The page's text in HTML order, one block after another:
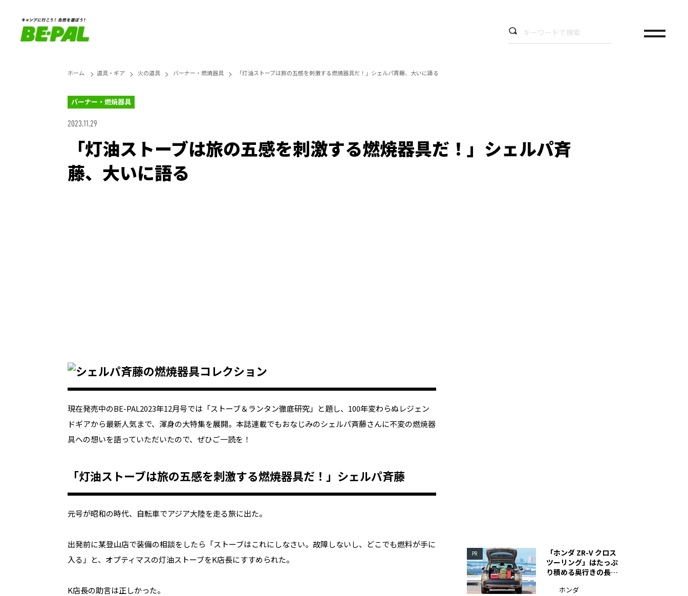
ホーム 道具・ギア 火の道具 バーナー・燃焼器具 「灯油ストーブは旅の五感を刺激する燃焼器具だ！」シェルパ斉藤、大いに語る
バーナー・燃焼器具
2023.11.29
「灯油ストーブは旅の五感を刺激する燃焼器具だ！」シェルパ斉
藤、大いに語る
現在発売中のBE-PAL2023年12月号では「ストーブ＆ランタン徹底研究」と題し、100年変わらぬレジェン
ドギアから最新人気まで、渾身の大特集を展開。本誌連載でもおなじみのシェルパ斉藤さんに不変の燃焼器
具への想いを語っていただいたので、ぜひご一読を！
「灯油ストーブは旅の五感を刺激する燃焼器具だ！」シェルパ斉藤
元号が昭和の時代、自転車でアジア大陸を走る旅に出た。
出発前に某登山店で装備の相談をしたら「ストーブはこれにしなさい。故障しないし、どこでも燃料が手に
入る」と、オプティマスの灯油ストーブをK店長にすすめられた。
K店長の助言は正しかった。
PR
「ホンダ ZR-V クロス
ツーリング」はたっぷ
り積める奥行きの長い
ホンダ